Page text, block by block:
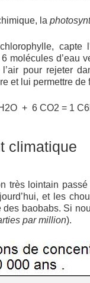
la
capte
molécules
pour rejeter
et lui permettre de
+ 6 CO2 = 1
climatique
très lointain
et les
baobabs. Si
par million).